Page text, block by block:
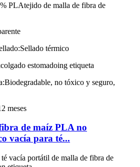
PLAtejido de malla de fibra de
Sellado térmico
colgado estomadoing etiqueta
Biodegradable, no tóxico y seguro,
meses
de maíz PLA no
vacía para té...